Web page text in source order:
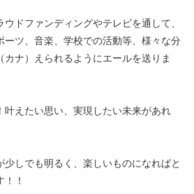
ドファンディングやテレビを通して、
ーツ、音楽、学校での活動等、様々な分
ナ）えられるようにエールを送りま
えたい思い、実現したい未来があれ
しでも明るく、楽しいものになればと
！